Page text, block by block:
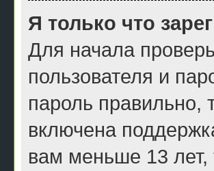
Я только что
Для начала
пользователя и
пароль правильно,
включена
вам меньше 13